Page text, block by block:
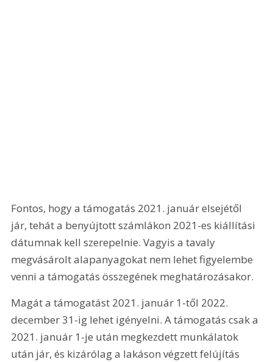
Fontos, hogy a támogatás 2021. január elsejétől
jár, tehát a benyújtott számlákon 2021-es kiállítási
dátumnak kell szerepelnie. Vagyis a tavaly
megvásárolt alapanyagokat nem lehet figyelembe
venni a támogatás összegének meghatározásakor.
Magát a támogatást 2021. január 1-től 2022.
december 31-ig lehet igényelni. A támogatás csak a
2021. január 1-je után megkezdett munkálatok
után jár, és kizárólag a lakáson végzett felújítás